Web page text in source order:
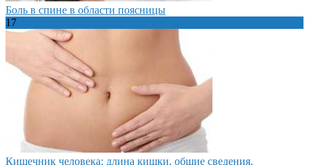
Боль в спине в области поясницы
17
Кишечник человека: длина кишки, общие сведения,